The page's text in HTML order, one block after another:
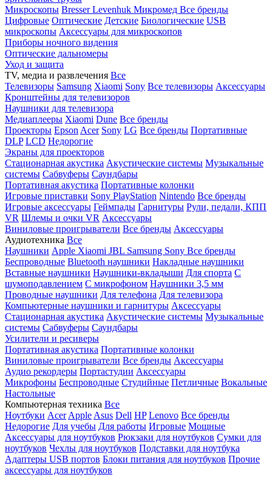
Микроскопы BresserLevenhuk Микромед Все бренды
Цифровые Оптические Детские Биологические USB
микроскопы Аксессуары для микроскопов
Приборы ночного видения
Оптические дальномеры
Уход и защита
TV, медиа и развлечения Все
Телевизоры Samsung Xiaomi Sony Все телевизоры Аксессуары
Кронштейны для телевизоров
Наушники для телевизора
Медиаплееры Xiaomi Dune Все бренды
Проекторы Epson Acer Sony LG Все бренды Портативные
DLP LCD Недорогие
Экраны для проекторов
Стационарная акустика Акустические системы Музыкальные
системы Сабвуферы Саундбары
Портативная акустика Портативные колонки
Игровые приставки Sony PlayStation Nintendo Все бренды
Игровые аксессуары Геймпады Гарнитуры Рули, педали, КПП
VR Шлемы и очки VR Аксессуары
Виниловые проигрыватели Все бренды Аксессуары
Аудиотехника Все
Наушники Apple Xiaomi JBL Samsung Sony Все бренды
Беспроводные Bluetooth наушники Накладные наушники
Вставные наушники Наушники-вкладыши Для спорта С
шумоподавлением С микрофоном Наушники 3,5 мм
Проводные наушники Для телефона Для телевизора
Компьютерные наушники и гарнитуры Аксессуары
Стационарная акустика Акустические системы Музыкальные
системы Сабвуферы Саундбары
Усилители и ресиверы
Портативная акустика Портативные колонки
Виниловые проигрыватели Все бренды Аксессуары
Аудио рекордеры Портастудии Аксессуары
Микрофоны Беспроводные Студийные Петличные Вокальные
Настольные
Компьютерная техника Все
Ноутбуки Acer Apple Asus Dell HP Lenovo Все бренды
Недорогие Для учебы Для работы Игровые Мощные
Аксессуары для ноутбуков Рюкзаки для ноутбуков Сумки для
ноутбуков Чехлы для ноутбуков Подставки для ноутбука
Адаптеры USB портов Блоки питания для ноутбуков Прочие
аксессуары для ноутбуков